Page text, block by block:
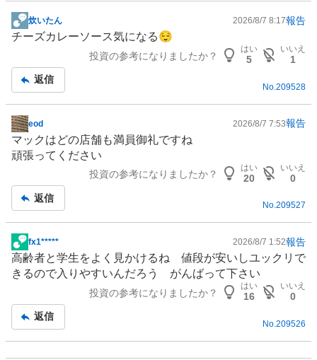
掲
示
事
炊いたん 2026/8/7 8:17報告
チーズカレーソース気になる😌
投資の参考になりましたか？
はい
5
いいえ
1
返信
No. 209528
掲
示
板
eod 2026/8/7 7:53報告
マックはどの店舗も満員御礼ですね
頑張ってください
投資の参考になりましたか？
はい
20
いいえ
0
返信
No.209527
掲
示
板
fx1***** 2026/8/7 1:52報告
高齢者と学生をよく見かけるね 値段が安いしユックリで
きるので入りやすいんだろう がんばって下さい
投資の参考になりましたか？
はい
16
いいえ
0
返信
No. 209526